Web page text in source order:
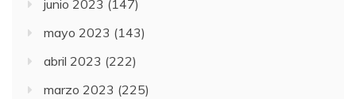
junio 2023 (147)
mayo 2023 (143)
abril 2023 (222)
marzo 2023 (225)